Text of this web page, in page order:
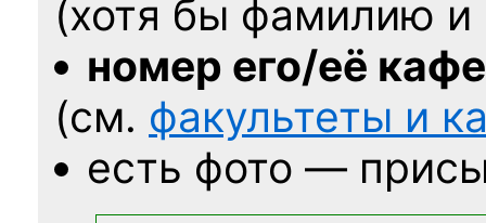
(хотя бы фамилию
номер его/её
(см. факультеты и
есть фото —